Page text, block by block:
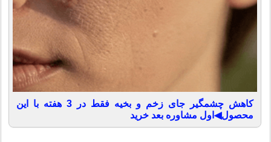
کاهش چشمگیر جای زخم و بخیه فقط در 3 هفته با این
محصول◀اول مشاوره بعد خرید